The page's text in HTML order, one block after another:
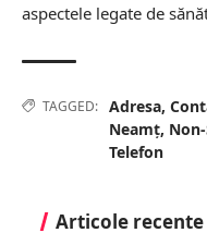
aspectele legate de
TAGGED: Adresa,
Neamț,
Telefon
Articole recente